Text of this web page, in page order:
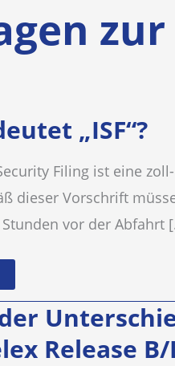
„ISF“?
Filing ist eine
dieser Vorschrift
vor der Abfahrt
Release